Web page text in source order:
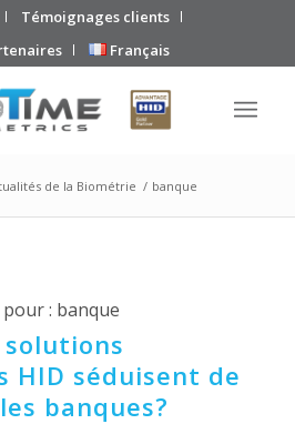
Témoignages clients
Français
de la Biométrie / banque
: banque
HID séduisent de
banques?